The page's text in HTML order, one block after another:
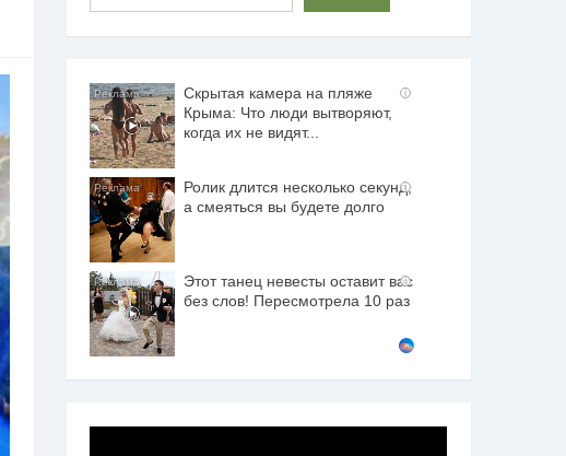
i
Скрытая камера на пляже
Крыма: Что люди вытворяют,
когда их не видят...
i
Ролик длится несколько секунд,
а смеяться вы будете долго
i
Этот танец невесты оставит вас
без слов! Пересмотрела 10 раз